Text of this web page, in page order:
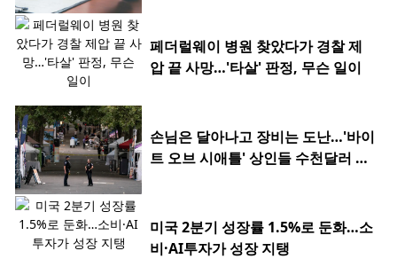
페더럴웨이 병원 찾았다가 경찰 제
압 끝 사망…'타살' 판정, 무슨 일이
손님은 달아나고 장비는 도난…'바이
트 오브 시애틀' 상인들 수천달러 피
미국 2분기 성장률 1.5%로 둔화…소
비·AI투자가 성장 지탱